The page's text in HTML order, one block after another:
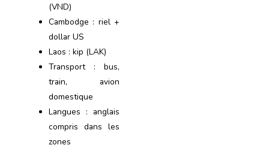
(VND)
Cambodge : riel +
dollar US
Laos : kip (LAK)
Transport : bus,
train, avion
domestique
Langues : anglais
compris dans les
zones